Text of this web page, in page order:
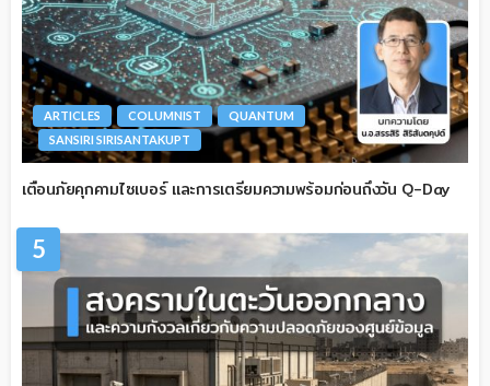
ARTICLES COLUMNIST
QUANTUM
SANSIRI SIRISANTAKUPT
เตือนภัยคุกคามไซเบอร์ และการเตรียมความพร้อมก่อนถึงวัน Q-Day
5